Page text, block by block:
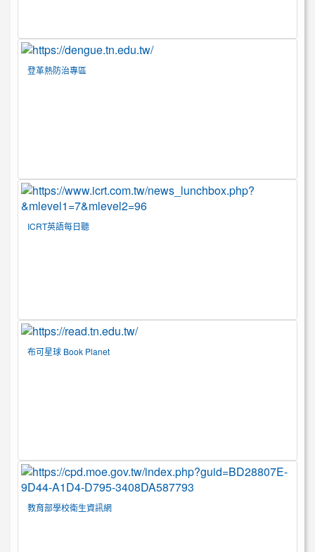
登革熱防治專區
ICRT英語每日聽
布可星球 Book Planet
教育部學校衛生資訊網